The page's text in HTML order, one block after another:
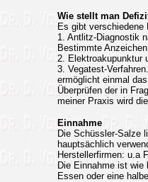
Wie stellt man
Es gibt
1. Antlitz-Diagnostik
Bestimmte
2. Elektroakupunktur
3. Vegatest-
ermöglicht einmal
Überprüfen der in
meiner Praxis wird
Einnahme
Die Schüssler-Salze
hauptsächlich
Herstellerfirmen: u.a
Die Einnahme ist
Essen oder eine